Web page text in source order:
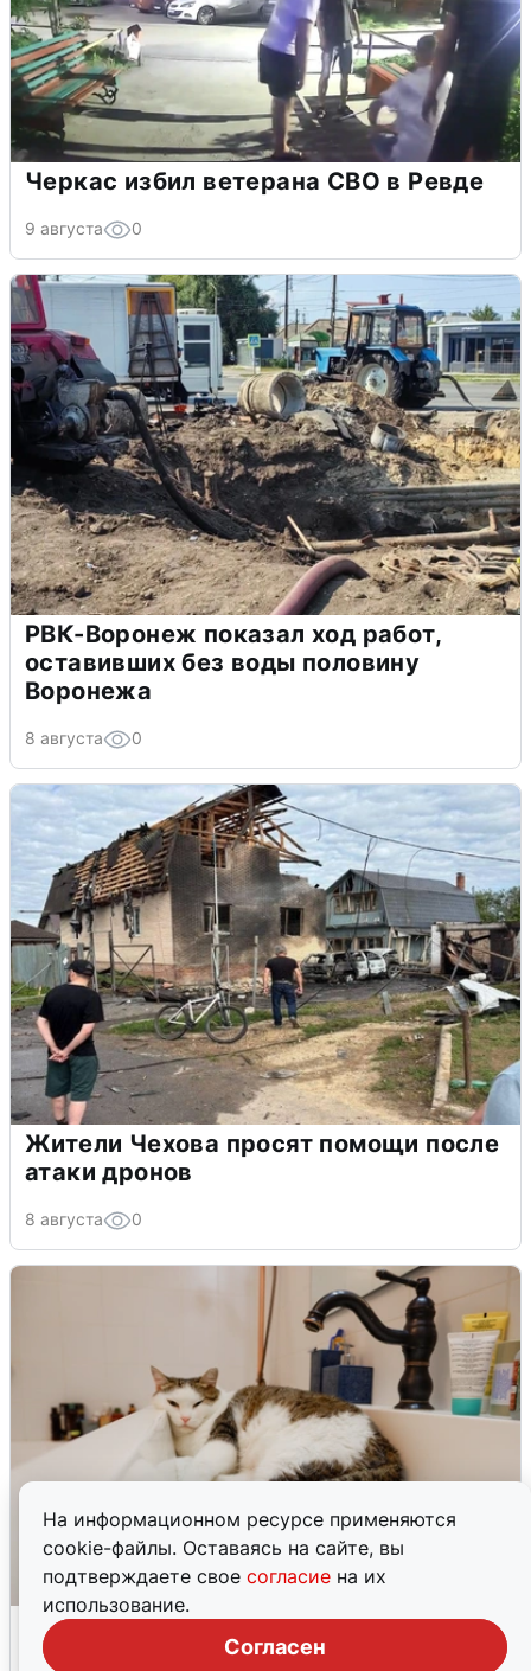
На информационном ресурсе применяются
cookie-файлы. Оставаясь на сайте, вы
подтверждаете свое согласие на их
использование.
Согласен
Черкас избил ветерана СВО в Ревде
9 августа 0
РВК-Воронеж показал ход работ,
оставивших без воды половину
Воронежа
8 августа 0
Жители Чехова просят помощи после
атаки дронов
8 августа 0
Екатеринбуржцам объяснили, когда
вернут воду